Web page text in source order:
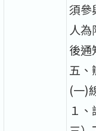
須參
人為
後通
五、
(一)
１